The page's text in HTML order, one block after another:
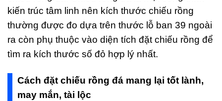
kiến trúc tâm linh nên kích thước chiếu rồng
thường được đo dựa trên thước lỗ ban 39 ngoài
ra còn phụ thuộc vào diện tích đặt chiếu rồng để
tìm ra kích thước số đỏ hợp lý nhất.
Cách đặt chiếu rồng đá mang lại tốt lành,
may mắn, tài lộc